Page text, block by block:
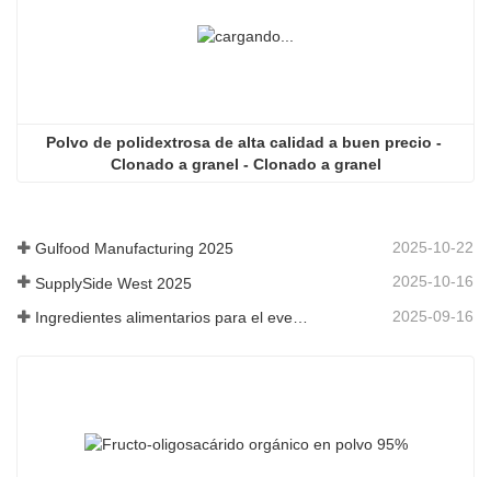
Polvo de polidextrosa de alta calidad a buen precio -
Clonado a granel - Clonado a granel
Gulfood Manufacturing 2025 2025-10-22
SupplySide West 2025 2025-10-16
2025-09-16